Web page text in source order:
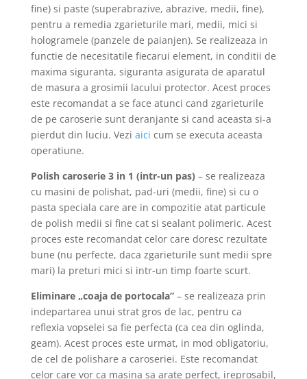
fine) si paste (superabrazive, abrazive, medii, fine),
pentru a remedia zgarieturile mari, medii, mici si
hologramele (panzele de paianjen). Se realizeaza in
functie de necesitatile fiecarui element, in conditii de
maxima siguranta, siguranta asigurata de aparatul
de masura a grosimii lacului protector. Acest proces
este recomandat a se face atunci cand zgarieturile
de pe caroserie sunt deranjante si cand aceasta si-a
pierdut din luciu. Vezi aici cum se executa aceasta
operatiune.
Polish caroserie 3 in 1 (intr-un pas) – se realizeaza
cu masini de polishat, pad-uri (medii, fine) si cu o
pasta speciala care are in compozitie atat particule
de polish medii si fine cat si sealant polimeric. Acest
proces este recomandat celor care doresc rezultate
bune (nu perfecte, daca zgarieturile sunt medii spre
mari) la preturi mici si intr-un timp foarte scurt.
Eliminare „coaja de portocala” – se realizeaza prin
indepartarea unui strat gros de lac, pentru ca
reflexia vopselei sa fie perfecta (ca cea din oglinda,
geam). Acest proces este urmat, in mod obligatoriu,
de cel de polishare a caroseriei. Este recomandat
celor care vor ca masina sa arate perfect, ireprosabil,